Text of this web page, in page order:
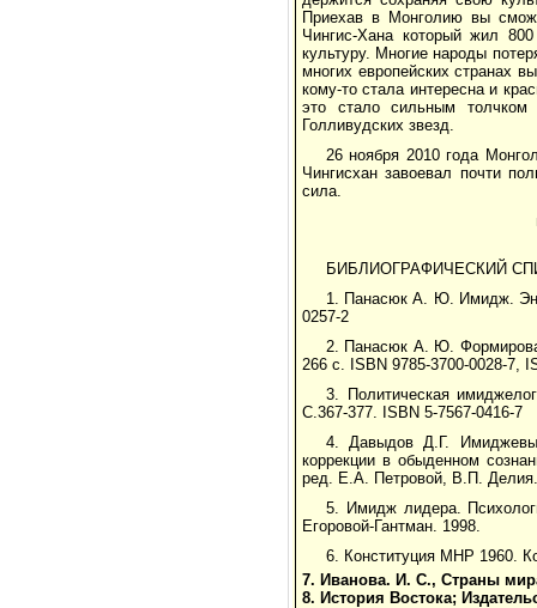
Приехав в Монголию вы
Чингис-Хана который жил
культуру. Многие народы
многих европейских странах
кому-то стала интересна и
это стало сильным
Голливудских звезд.
26 ноября 2010 года
Чингисхан завоевал почти
сила.
БИБЛИОГРАФИЧЕСКИЙ
1. Панасюк А. Ю. Имидж.
0257-2
2. Панасюк А. Ю.
266 с. ISBN 9785-3700-0028-7,
3. Политическая
С.367-377. ISBN 5-7567-0416-7
4. Давыдов Д.Г.
коррекции в обыденном
ред. Е.А. Петровой, В.П.
5. Имидж лидера.
Егоровой-Гантман. 1998.
6. Конституция МНР 1960.
7. Иванова. И. С., Страны
8. История Востока;